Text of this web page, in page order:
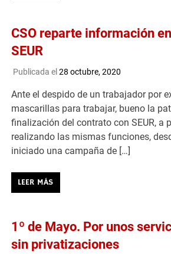
CSO reparte información
SEUR
Publicada el 28 octubre, 2020
Ante el despido de un trabajador por
mascarillas para trabajar, bueno la
finalización del contrato con SEUR, a
realizando las mismas funciones,
iniciado una campaña de […]
LEER MÁS
1º de Mayo. Por unos
sin privatizaciones